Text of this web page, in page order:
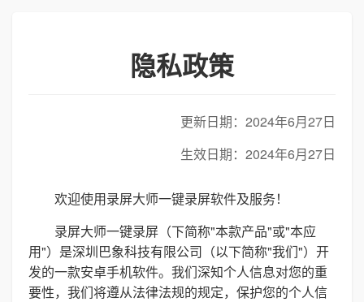
隐私政策
更新日期：2024年6月27日
生效日期：2024年6月27日
欢迎使用录屏大师一键录屏软件及服务！
录屏大师一键录屏（下简称"本款产品"或"本应
用"）是深圳巴象科技有限公司（以下简称"我们"）开
发的一款安卓手机软件。我们深知个人信息对您的重
要性，我们将遵从法律法规的规定，保护您的个人信